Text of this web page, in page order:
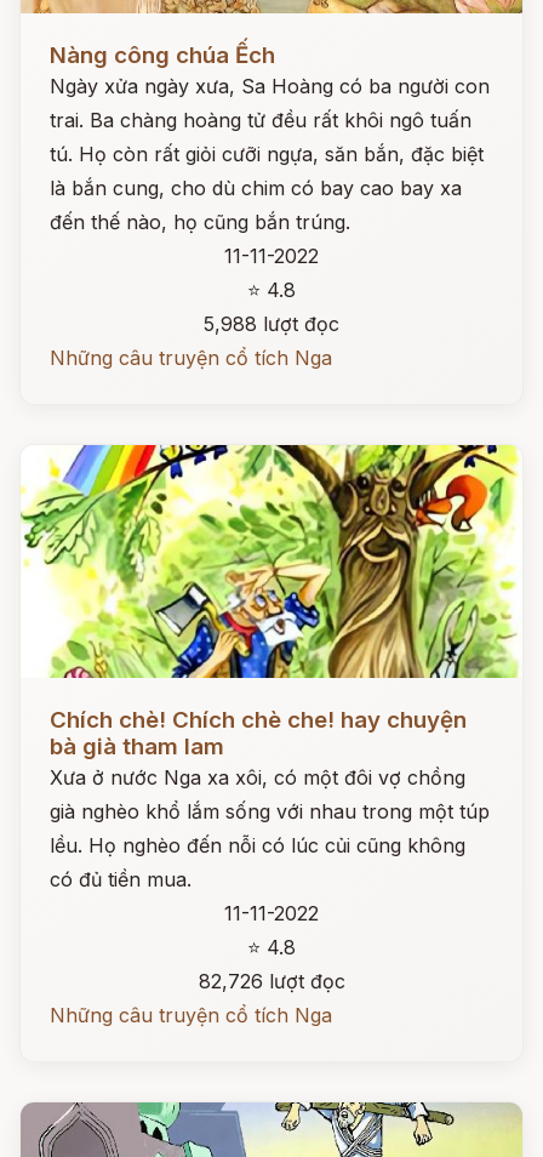
Nàng công chúa Ếch
Ngày xửa ngày xưa, Sa Hoàng có ba người con
trai. Ba chàng hoàng tử đều rất khôi ngô tuấn
tú. Họ còn rất giỏi cưỡi ngựa, săn bắn, đặc biệt
là bắn cung, cho dù chim có bay cao bay xa
đến thế nào, họ cũng bắn trúng.
11-11-2022
⭐ 4.8
5,988 lượt đọc
Những câu truyện cổ tích Nga
Chích chè! Chích chè che! hay chuyện
bà già tham lam
Xưa ở nước Nga xa xôi, có một đôi vợ chồng
già nghèo khổ lắm sống với nhau trong một túp
lều. Họ nghèo đến nỗi có lúc củi cũng không
có đủ tiền mua.
11-11-2022
⭐ 4.8
82,726 lượt đọc
Những câu truyện cổ tích Nga